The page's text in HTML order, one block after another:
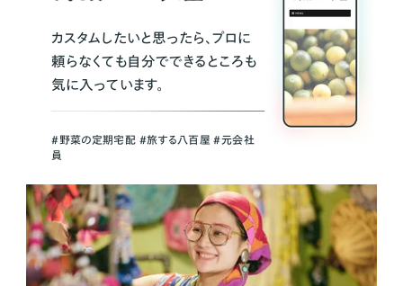
カスタムしたいと思ったら、プロに
頼らなくても自分でできるところも
気に入っています。
＃野菜の定期宅配 ＃旅する八百屋 ＃元会社
員